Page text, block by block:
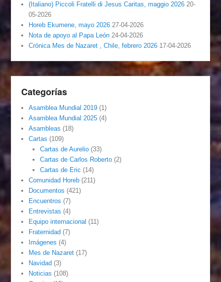
(Italiano) Piccoli Fratelli di Jesus Caritas, maggio 2026 20-
05-2026
Horeb Ekumene, mayo 2026 27-04-2026
Nota de apoyo al Papa León 24-04-2026
Crónica Mes de Nazaret , Chile, febrero 2026 17-04-2026
Categorías
Asamblea Mundial 2019 (1)
Asamblea Mundial 2025 (4)
Asambleas (18)
Cartas (109)
Cartas de Aurelio(33)
Cartas de Carlos Roberto(2)
Cartas de Eric (14)
Comunidad Horeb (211)
Documentos (421)
Encuentros (7)
Entrevistas (4)
Equipo internacional (11)
Fraternidad (7)
Imágenes (4)
Mes de Nazaret (17)
Navidad (3)
Noticias (108)